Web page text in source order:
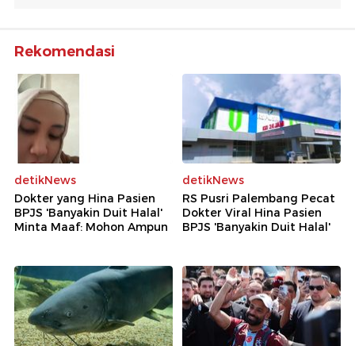
Rekomendasi
detikNews
Dokter yang Hina Pasien
BPJS 'Banyakin Duit Halal'
Minta Maaf: Mohon Ampun
detikNews
RS Pusri Palembang Pecat
Dokter Viral Hina Pasien
BPJS 'Banyakin Duit Halal'